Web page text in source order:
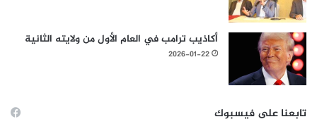
أكاذيب ترامب في العام الأول من ولايته الثانية
2026-01-22
تابعنا على فيسبوك